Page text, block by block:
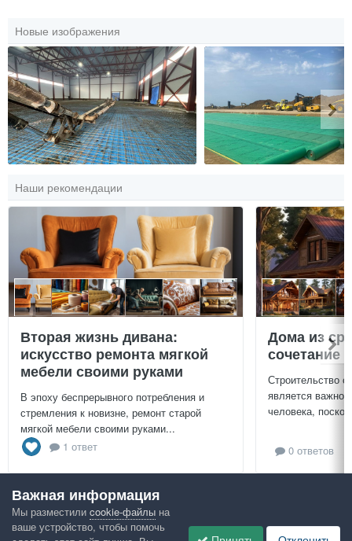
Новые изображения
Наши рекомендации
Вторая жизнь дивана:
искусство ремонта мягкой
мебели своими руками
В эпоху беспрерывного потребления и
стремления к новизне, ремонт старой
мягкой мебели своими руками...
1 ответ
Дома из
сочетание
Строительство
является
человека,
0 ответов
Посмотреть всё
Важная информация
Мы разместили cookie-файлы на
ваше устройство, чтобы помочь